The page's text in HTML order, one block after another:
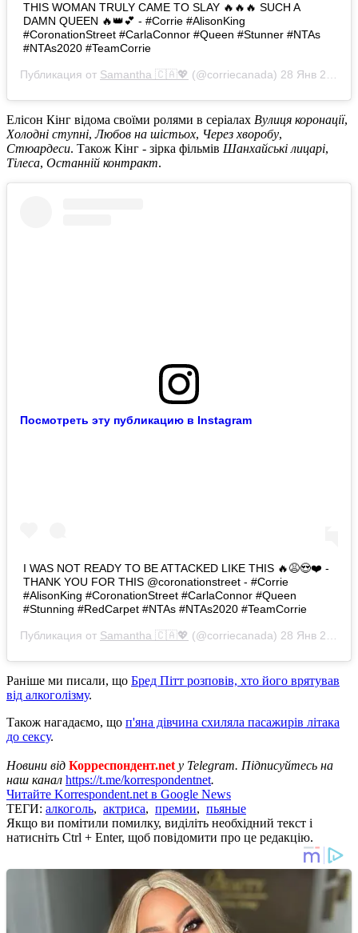
THIS WOMAN TRULY CAME TO SLAY 🔥🔥🔥 SUCH A
DAMN QUEEN 🔥👑💕 - #Corrie #AlisonKing
#CoronationStreet #CarlaConnor #Queen #Stunner #NTAs
#NTAs2020 #TeamCorrie
Публикация от Samantha 🇨🇦💖 (@corriecanada) 28 Янв 2020 в 9:52 PST
Елісон Кінг відома своїми ролями в серіалах Вулиця коронації,
Холодні ступні,Любов на шістьох, Через хворобу,
Стюардеси. Також Кінг - зірка фільмів Шанхайські лицарі,
Тілеса, Останній контракт.
Посмотреть эту публикацию в Instagram
I WAS NOT READY TO BE ATTACKED LIKE THIS 🔥😩😍❤️ -
THANK YOU FOR THIS @coronationstreet - #Corrie
#AlisonKing #CoronationStreet #CarlaConnor #Queen
#Stunning #RedCarpet #NTAs #NTAs2020 #TeamCorrie
Публикация от Samantha 🇨🇦💖 (@corriecanada) 28 Янв 2020 в 10:52 PST
Раніше ми писали, що Бред Пітт розповів, хто його врятував
від алкоголізму.
Також нагадаємо, що п'яна дівчина схиляла пасажирів літака
до сексу.
Новини від Корреспондент.net у Telegram. Підписуйтесь на
наш канал https://t.me/korrespondentnet.
Читайте Korrespondent.net в Google News
ТЕГИ: алкоголь, актриса, премии, пьяные
Якщо ви помітили помилку, виділіть необхідний текст і
натисніть Ctrl + Enter, щоб повідомити про це редакцію.